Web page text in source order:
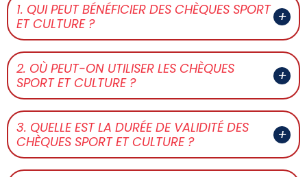
1. QUI PEUT BÉNÉFICIER DES CHÈQUES SPORT
ET CULTURE ?
2. OÙ PEUT-ON UTILISER LES CHÈQUES
SPORT ET CULTURE ?
3. QUELLE EST LA DURÉE DE VALIDITÉ DES
CHÈQUES SPORT ET CULTURE ?